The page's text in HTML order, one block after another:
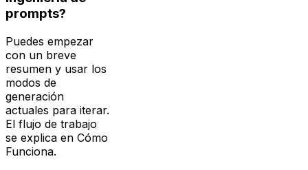
Puedes empezar
resumen y usar los
modos de
generación
actuales para iterar.
El flujo de trabajo
se explica en Cómo
Funciona.